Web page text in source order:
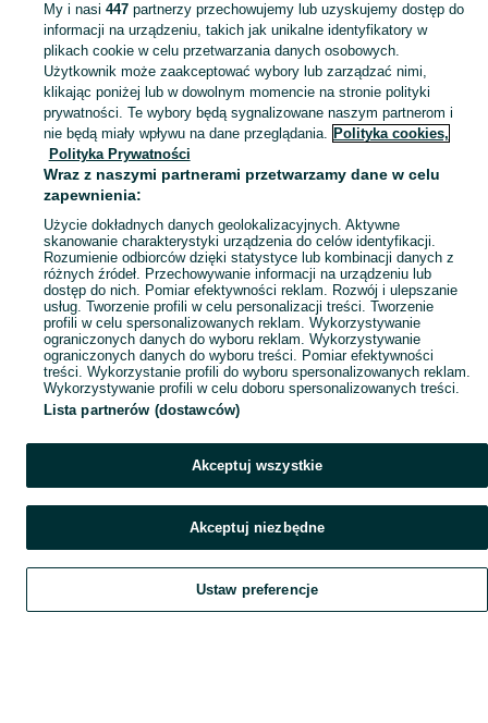
Szukaj Obserwujesz Dodaj Czat Konto
My i nasi 447partnerzy przechowujemy lub uzyskujemy dostęp do
informacji na urządzeniu, takich jak unikalne identyfikatory w
plikach cookie w celu przetwarzania danych osobowych.
Użytkownik może zaakceptować wybory lub zarządzać nimi,
klikając poniżej lub w dowolnym momencie na stronie polityki
prywatności. Te wybory będą sygnalizowane naszym partnerom i
nie będą miały wpływu na dane przeglądania. Polityka cookies,
Polityka Prywatności
Wraz z naszymi partnerami przetwarzamy dane w celu
zapewnienia:
Użycie dokładnych danych geolokalizacyjnych. Aktywne
skanowanie charakterystyki urządzenia do celów identyfikacji.
Rozumienie odbiorców dzięki statystyce lub kombinacji danych z
różnych źródeł. Przechowywanie informacji na urządzeniu lub
dostęp do nich. Pomiar efektywności reklam. Rozwój i ulepszanie
usług. Tworzenie profili w celu personalizacji treści. Tworzenie
profili w celu spersonalizowanych reklam. Wykorzystywanie
ograniczonych danych do wyboru reklam. Wykorzystywanie
ograniczonych danych do wyboru treści. Pomiar efektywności
treści. Wykorzystanie profili do wyboru spersonalizowanych reklam.
Wykorzystywanie profili w celu doboru spersonalizowanych treści.
Lista partnerów (dostawców)
Akceptuj wszystkie
Akceptuj niezbędne
Ustaw preferencje